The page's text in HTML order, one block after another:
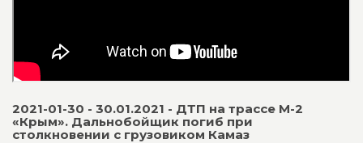
2021-01-30 - 30.01.2021 - ДТП на трассе М-2
«Крым». Дальнобойщик погиб при
столкновении с грузовиком Камаз